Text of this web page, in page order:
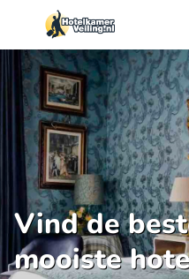
Vind de
mooiste